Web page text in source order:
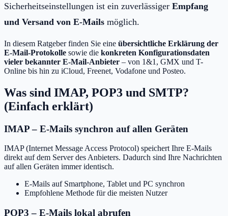
Sicherheitseinstellungen ist ein zuverlässiger Empfang
und Versand von E-Mails möglich.
In diesem Ratgeber finden Sie eine übersichtliche Erklärung der
E-Mail-Protokolle sowie die konkreten Konfigurationsdaten
vieler bekannter E-Mail-Anbieter – von 1&1, GMX und T-
Online bis hin zu iCloud, Freenet, Vodafone und Posteo.
Was sind IMAP, POP3 und SMTP?
(Einfach erklärt)
IMAP – E-Mails synchron auf allen Geräten
IMAP (Internet Message Access Protocol) speichert Ihre E-Mails
direkt auf dem Server des Anbieters. Dadurch sind Ihre Nachrichten
auf allen Geräten immer identisch.
E-Mails auf Smartphone, Tablet und PC synchron
Empfohlene Methode für die meisten Nutzer
POP3 – E-Mails lokal abrufen